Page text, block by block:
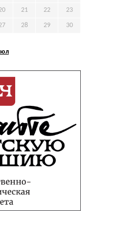
21 22 23
28 29 30